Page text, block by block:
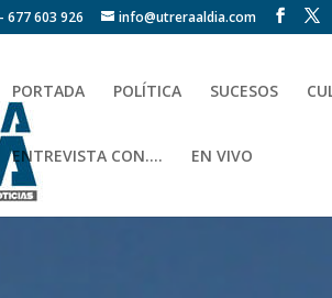
677 603 926 info@utreraaldia.com
PORTADA POLÍTICA SUCESOS
ENTREVISTA CON…. EN VIVO